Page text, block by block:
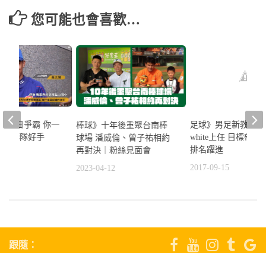
您可能也會喜歡…
棒球》十年後重聚台南棒
球場 潘威倫、曾子祐相約
再對決｜粉絲見面會
2023-04-12
足球》男足新教頭
white上任 目標帶領
排名躍進
2017-09-15
台日爭霸 你一
中華隊好手
跟隨：